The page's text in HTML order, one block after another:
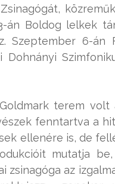
án Boldog lelkek
Szeptember 6-
terem
fenntartva a
ellenére is, de
mutatja
zsinagóga az